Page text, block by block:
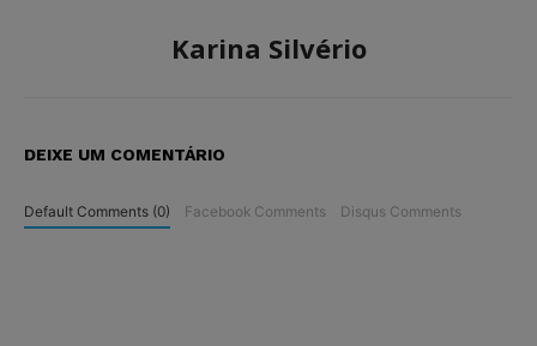
Karina Silvério
DEIXE UM COMENTÁRIO
Default Comments (0) Facebook Comments Disqus Comments